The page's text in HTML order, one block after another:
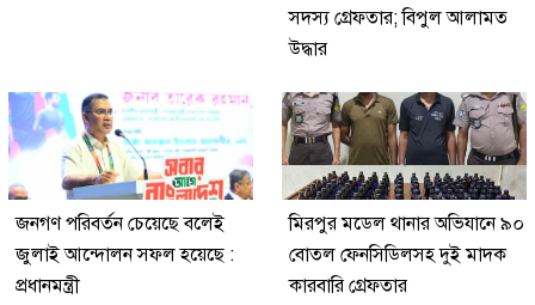
সদস্য গ্রেফতার; বিপুল আলামত
উদ্ধার
জনগণ পরিবর্তন চেয়েছে বলেই
জুলাই আন্দোলন সফল হয়েছে :
প্রধানমন্ত্রী
মিরপুর মডেল থানার অভিযানে ৯০
বোতল ফেনসিডিলসহ দুই মাদক
কারবারি গ্রেফতার